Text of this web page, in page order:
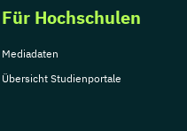
Für Hochschulen
Mediadaten
Übersicht Studienportale